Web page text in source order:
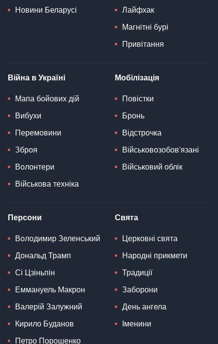
Новини Беларусі Лайфхак
Магнітні бурі
Привітання
Війна в Україні
Мапа бойових дій
Вибухи
Перемовини
Зброя
Волонтери
Військова техніка
Мобілізація
Повістки
Бронь
Відстрочка
Військовозобов'язані
Військовий облік
Персони
Володимир Зеленський
Дональд Трамп
Сі Цзіньпін
Еммануель Макрон
Валерій Залужний
Кирило Буданов
Петро Порошенко
Свята
Церковні свята
Народні прикмети
Традиції
Заборони
День ангела
Іменини